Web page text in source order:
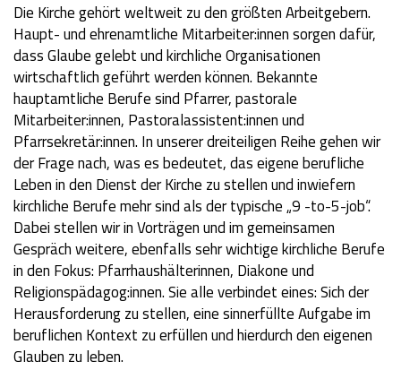
Die Kirche gehört weltweit zu den größten Arbeitgebern.
Haupt- und ehrenamtliche Mitarbeiter:innen sorgen dafür,
dass Glaube gelebt und kirchliche Organisationen
wirtschaftlich geführt werden können. Bekannte
hauptamtliche Berufe sind Pfarrer, pastorale
Mitarbeiter:innen, Pastoralassistent:innen und
Pfarrsekretär:innen. In unserer dreiteiligen Reihe gehen wir
der Frage nach, was es bedeutet, das eigene berufliche
Leben in den Dienst der Kirche zu stellen und inwiefern
kirchliche Berufe mehr sind als der typische „9 -to-5-job“.
Dabei stellen wir in Vorträgen und im gemeinsamen
Gespräch weitere, ebenfalls sehr wichtige kirchliche Berufe
in den Fokus: Pfarrhaushälterinnen, Diakone und
Religionspädagog:innen. Sie alle verbindet eines: Sich der
Herausforderung zu stellen, eine sinnerfüllte Aufgabe im
beruflichen Kontext zu erfüllen und hierdurch den eigenen
Glauben zu leben.